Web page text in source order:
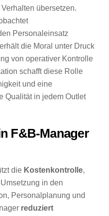
übersetzen.
Personaleinsatz
die Moral unter Druck
von operativer Kontrolle
schafft diese Rolle
und eine
Qualität in jedem Outlet
F&B-Manager
die Kostenkontrolle,
in den
Personalplanung und
reduziert